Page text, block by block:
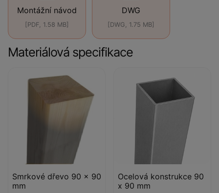
Montážní návod
[PDF, 1.58 MB]
DWG
[DWG, 1.75 MB]
Materiálová specifikace
Smrkové dřevo 90 x 90
mm
Ocelová konstrukce 90
x 90 mm